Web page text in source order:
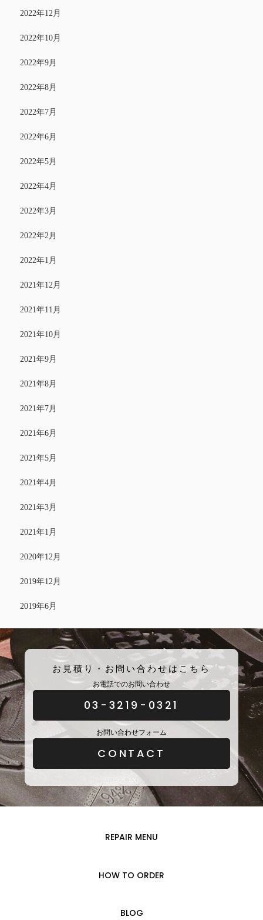
2022年12月
2022年10月
2022年9月
2022年8月
2022年7月
2022年6月
2022年5月
2022年4月
2022年3月
2022年2月
2022年1月
2021年12月
2021年11月
2021年10月
2021年9月
2021年8月
2021年7月
2021年6月
2021年5月
2021年4月
2021年3月
2021年1月
2020年12月
2019年12月
2019年6月
お見積り・お問い合わせはこちら
お電話でのお問い合わせ
03-3219-0321
お問い合わせフォーム
CONTACT
REPAIR MENU
HOW TO ORDER
BLOG